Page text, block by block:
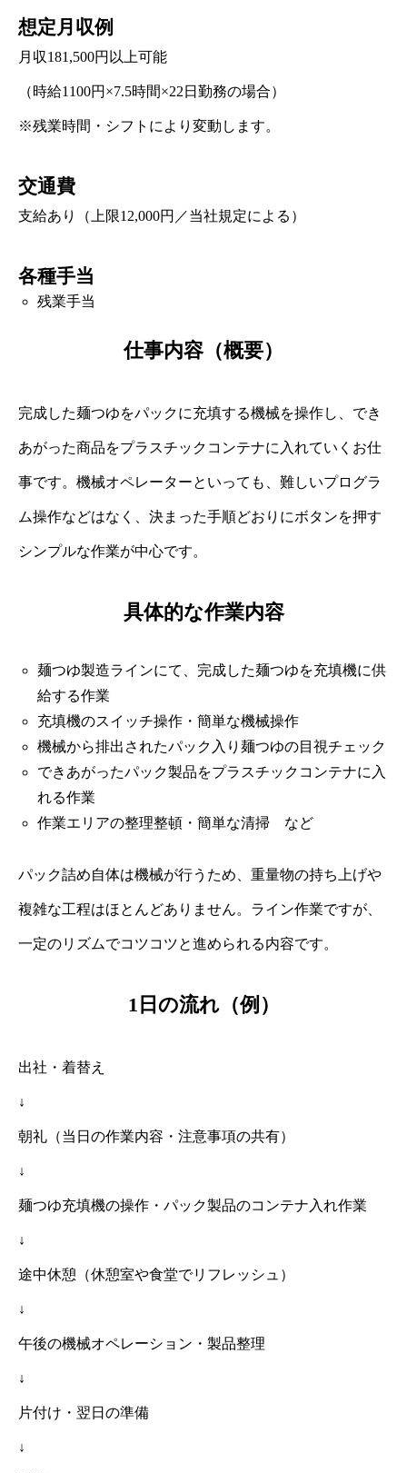
想定月収例
月収181,500円以上可能
（時給1100円×7.5時間×22日勤務の場合）
※残業時間・シフトにより変動します。
交通費
支給あり（上限12,000円／当社規定による）
各種手当
残業手当
仕事内容（概要）
完成した麺つゆをパックに充填する機械を操作し、でき
あがった商品をプラスチックコンテナに入れていくお仕
事です。機械オペレーターといっても、難しいプログラ
ム操作などはなく、決まった手順どおりにボタンを押す
シンプルな作業が中心です。
具体的な作業内容
麺つゆ製造ラインにて、完成した麺つゆを充填機に供
給する作業
充填機のスイッチ操作・簡単な機械操作
機械から排出されたパック入り麺つゆの目視チェック
できあがったパック製品をプラスチックコンテナに入
れる作業
作業エリアの整理整頓・簡単な清掃 など
パック詰め自体は機械が行うため、重量物の持ち上げや
複雑な工程はほとんどありません。ライン作業ですが、
一定のリズムでコツコツと進められる内容です。
1日の流れ（例）
出社・着替え
↓
朝礼（当日の作業内容・注意事項の共有）
↓
麺つゆ充填機の操作・パック製品のコンテナ入れ作業
↓
途中休憩（休憩室や食堂でリフレッシュ）
↓
午後の機械オペレーション・製品整理
↓
片付け・翌日の準備
↓